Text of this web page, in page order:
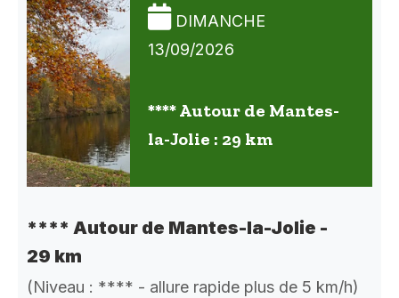
DIMANCHE
13/09/2026
**** Autour de Mantes-
la-Jolie : 29 km
**** Autour de Mantes-la-Jolie -
29 km
(Niveau : **** - allure rapide plus de 5 km/h)